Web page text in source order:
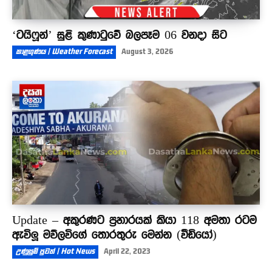
‘ටයිෆූන්’ සුළි කුණාටුවේ බලපෑම 06 වනදා සිට
කාළගුණය | Weather Forecast August 3, 2026
Update – අකුරණට ප්‍රහාරයක් කියා 118 අමතා රටම
ඇවිලූ මව්ලවිගේ තොරතුරු මෙන්න (වීඩියෝ)
උණුසුම් පුවත් | Hot News April 22, 2023